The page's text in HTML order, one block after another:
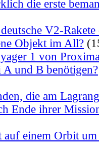
die erste
V2-Rakete
Objekt im All?
1 von
und B benötigen?
die am
Ende ihrer
auf einem Orbit